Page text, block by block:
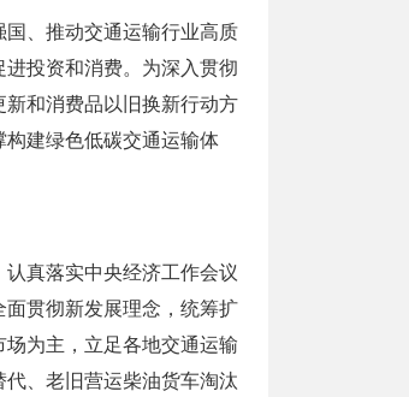
、推动交通运输行业高质
投资和消费。为深入贯彻
和消费品以旧换新行动方
建绿色低碳交通运输体
真落实中央经济工作会议
贯彻新发展理念，统筹扩
为主，立足各地交通运输
、老旧营运柴油货车淘汰